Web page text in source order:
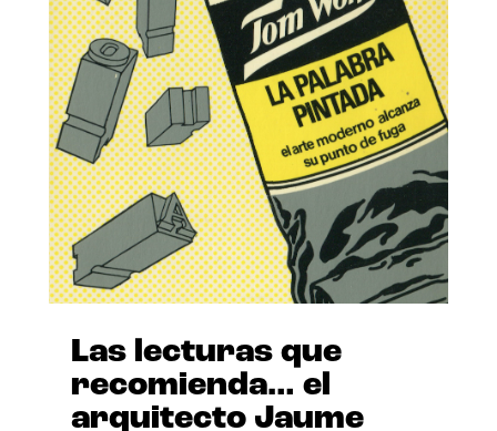
Las lecturas que
recomienda… el
arquitecto Jaume